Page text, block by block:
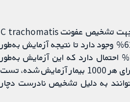
این مطالعه مروری به بررسی دقیق تست‌های سریع قابل انجام در بالین بیمار جهت تشخیص عفونت C trachomatis
در زنان غیرباردار و مردان پرداخت. نتایج ما نشان می‌دهد که احتمال 42% تا 62% وجود دارد تا نتیجه آزمایش به‌طور
نادرست عدم ابتلا به عفونت C trachomatis را نشان دهد، و نزدیک به 2% احتمال دارد که این آزمایش به‌طور
نادرست ابتلا به عفونت C trachomatis را نشان دهد. این بدان معناست که برای هر 1000 بیمار آزمایش‌ شده، تست
می‌تواند در تشخیص بین 420 تا 620 نفر، که می‌توانند به دلیل تشخیص نادرست دچار